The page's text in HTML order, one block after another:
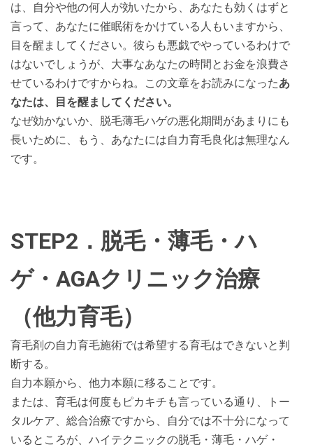
は、自分や他の何人が効いたから、あなたも効くはずと
言って、あなたに催眠術をかけている人もいますから、
目を醒ましてください。彼らも悪戯でやっているわけで
はないでしょうが、大事なあなたの時間とお金を浪費さ
せているわけですからね。この文章をお読みになったあ
なたは、目を醒ましてください。
なぜ効かないか、脱毛薄毛ハゲの悪化期間があまりにも
長いために、もう、あなたには自力育毛良化は無理なん
です。
STEP2．脱毛・薄毛・ハ
ゲ・AGAクリニック治療
（他力育毛）
育毛剤の自力育毛施術では希望する育毛はできないと判
断する。
自力本願から、他力本願に移ることです。
または、育毛は何度もピカキチも言っている通り、トー
タルケア、総合治療ですから、自分では不十分になって
いるところが、ハイテクニックの脱毛・薄毛・ハゲ・